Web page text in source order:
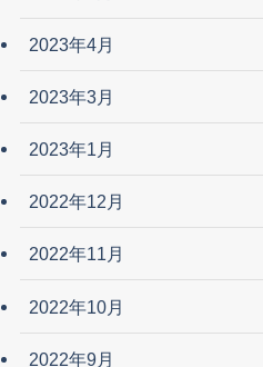
2023年4月
2023年3月
2023年1月
2022年12月
2022年11月
2022年10月
2022年9月